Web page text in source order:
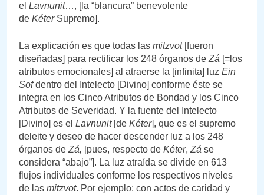
el Lavnunit…, [la “blancura” benevolente
de KéterSupremo].
La explicación es que todas las mitzvot[fueron
diseñadas] para rectificar los 248 órganos de Zá [=los
atributos emocionales] al atraerse la [infinita] luz Ein
Sofdentro del Intelecto [Divino] conforme éste se
integra en los Cinco Atributos de Bondad y los Cinco
Atributos de Severidad. Y la fuente del Intelecto
[Divino] es el Lavnunit[de Kéter], que es el supremo
deleite y deseo de hacer descender luz a los 248
órganos de Zá, [pues, respecto de Kéter, Zá se
considera “abajo”]. La luz atraída se divide en 613
flujos individuales conforme los respectivos niveles
de las mitzvot. Por ejemplo: con actos de caridad y